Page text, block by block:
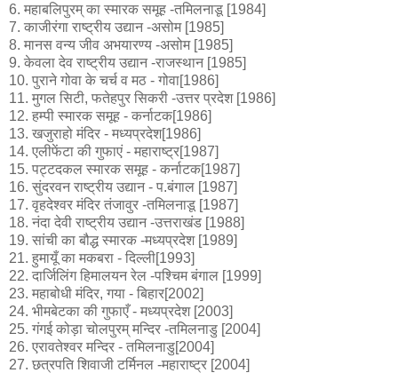
6. महाबलिपुरम् का स्मारक समूह -तमिलनाडू [1984]
7. काजीरंगा राष्ट्रीय उद्यान -असोम [1985]
8. मानस वन्य जीव अभयारण्य -असोम [1985]
9. केवला देव राष्ट्रीय उद्यान -राजस्थान [1985]
10. पुराने गोवा के चर्च व मठ - गोवा[1986]
11. मुगल सिटी, फतेहपुर सिकरी -उत्तर प्रदेश [1986]
12. हम्पी स्मारक समूह - कर्नाटक[1986]
13. खजुराहो मंदिर - मध्यप्रदेश[1986]
14. एलीफेंटा की गुफाएं - महाराष्ट्र[1987]
15. पट्टदकल स्मारक समूह - कर्नाटक[1987]
16. सुंदरवन राष्ट्रीय उद्यान - प.बंगाल [1987]
17. वृहदेश्वर मंदिर तंजावुर -तमिलनाडू [1987]
18. नंदा देवी राष्ट्रीय उद्यान -उत्तराखंड [1988]
19. सांची का बौद्ध स्मारक -मध्यप्रदेश [1989]
21. हुमायूँ का मकबरा - दिल्ली[1993]
22. दार्जिलिंग हिमालयन रेल -पश्चिम बंगाल [1999]
23. महाबोधी मंदिर, गया - बिहार[2002]
24. भीमबेटका की गुफाएँ - मध्यप्रदेश [2003]
25. गंगई कोड़ा चोलपुरम् मन्दिर -तमिलनाडु [2004]
26. एरावतेश्वर मन्दिर - तमिलनाडु[2004]
27. छत्रपति शिवाजी टर्मिनल -महाराष्ट्र [2004]